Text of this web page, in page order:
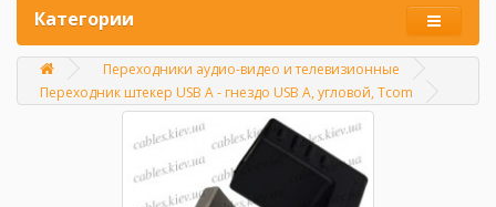
Категории
Переходники аудио-видео и телевизионные
Переходник штекер USB A - гнездо USB A, угловой, Tcom